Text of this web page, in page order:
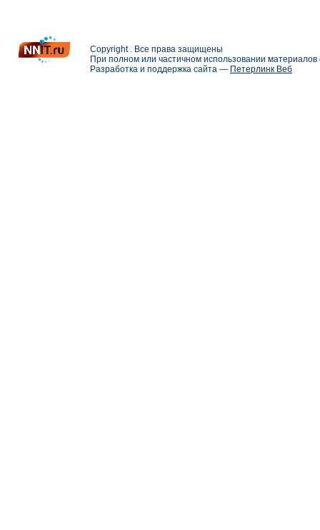
Copyright . Все права защищены
При полном или частичном использовании
Разработка и поддержка сайта — Петерлинк Веб